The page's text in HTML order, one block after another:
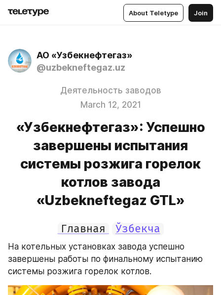
About Teletype Join
АО «Узбекнефтегаз»
@uzbekneftegaz.uz
Деятельность заводов
March 12, 2021
«Узбекнефтегаз»: Успешно
завершены испытания
системы розжига горелок
котлов завода
«Uzbekneftegaz GTL»
Главная Ўзбекча
На котельных установках завода успешно
завершены работы по финальному испытанию
системы розжига горелок котлов.